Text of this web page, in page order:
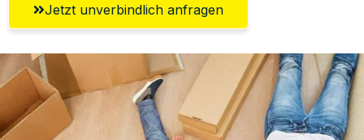
Jetzt unverbindlich anfragen